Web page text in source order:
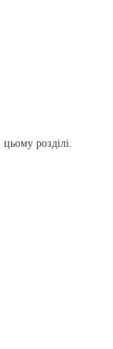
розділі.